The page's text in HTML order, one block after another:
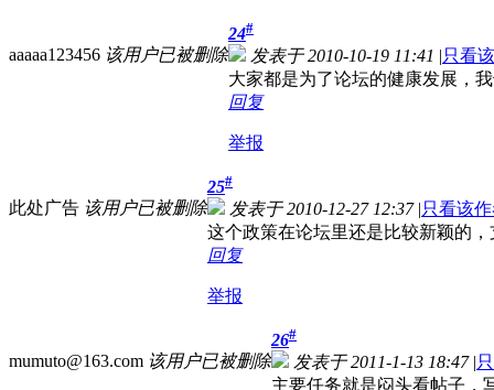
aaaaa123456 该用户已被删除
24#
发表于 2010-10-19 11:41 |只看
大家都是为了论坛的健康发展，
回复
举报
此处广告 该用户已被删除
25#
发表于 2010-12-27 12:37 |只看该
这个政策在论坛里还是比较新颖的，
回复
举报
mumuto@163.com 该用户已被删除
26#
发表于 2011-1-13 18:47 |
主要任务就是闷头看帖子，